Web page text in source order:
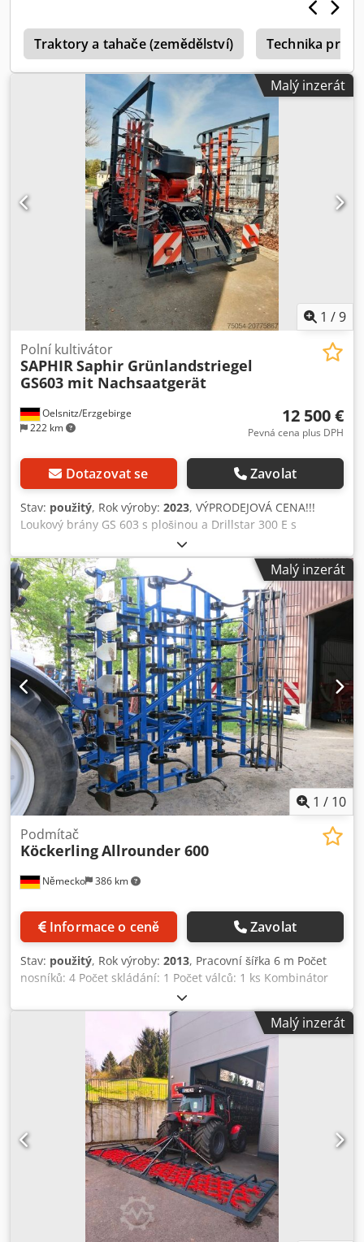
1800/1400/H1265 mm -Hmotnost: 250 kg -Doba dodání:
přibližně 3 týdny
Traktory a tahače (zemědělství) Technika pro
Malý inzerát
1 /9
Oelsnitz/Erzgebirge
222 km
Polní kultivátor
SAPHIRSaphir Grünlandstriegel
GS603 mit Nachsaatgerät
12 500 €
Pevná cena plus DPH
Dotazovat se Zavolat
Stav: použitý, Rok výroby: 2023, VÝPRODEJOVÁ CENA!!!
Loukový brány GS 603 s plošinou a Drillstar 300 E s
osvětlením Dwjdpfjx Ia S Nex Apqea
Malý inzerát
1 / 10
Německo 386 km
Podmítač
KöckerlingAllrounder 600
Informace o ceně Zavolat
Stav: použitý, Rok výroby: 2013, Pracovní šířka 6 m Počet
nosníků: 4 Počet skládání: 1 Počet válců: 1 ks Kombinátor
na přípravu seťového lože Technické údaje jsou informace
od výrobce nebo provozovatele a jsou pro nás nezávazné.
Vyhrazujeme si právo na mezitímní prodej; platí výhradně
naše obchodní a prodejní podmínky. O nás: Dwjdpfx Apsyv
Ixaeqsa přes 400 vlastních strojů skladem více než 15 000
m² skladové plochy, jeřábová kapacita 70 t více než 10 000
položek příslušenství pro vaši dílnu Chcete-li prodat stroje,
výrobní linky nebo celý svůj podnik, kontaktujte nás. Další
nabídky naleznete na našich webových stránkách.
Prohlídky možné po domluvě. Těšíme se na vaši návštěvu.
Tým Markus Hirsch
Malý inzerát